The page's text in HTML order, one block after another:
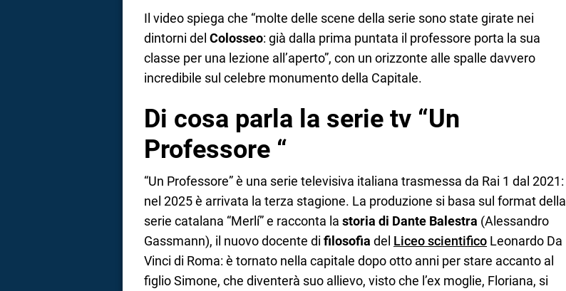
Il video spiega che “molte delle scene della serie sono state girate nei
dintorni del Colosseo: già dalla prima puntata il professore porta la sua
classe per una lezione all’aperto”, con un orizzonte alle spalle davvero
incredibile sul celebre monumento della Capitale.
Di cosa parla la serie tv “Un
Professore “
“Un Professore” è una serie televisiva italiana trasmessa da Rai 1 dal 2021:
nel 2025 è arrivata la terza stagione. La produzione si basa sul format della
serie catalana “Merlí” e racconta la storia di Dante Balestra (Alessandro
Gassmann), il nuovo docente di filosofia del Liceo scientifico Leonardo Da
Vinci di Roma: è tornato nella capitale dopo otto anni per stare accanto al
figlio Simone, che diventerà suo allievo, visto che l’ex moglie, Floriana, si